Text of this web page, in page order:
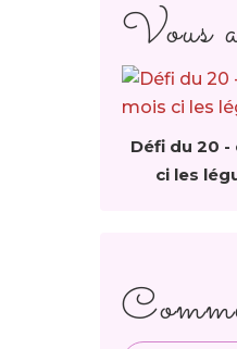
Vous
Défi du 20 -
ci les